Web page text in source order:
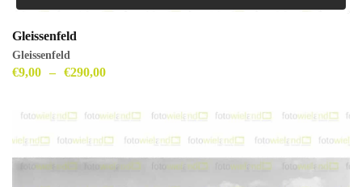
Gleissenfeld
Gleissenfeld
€9,00 – €290,00